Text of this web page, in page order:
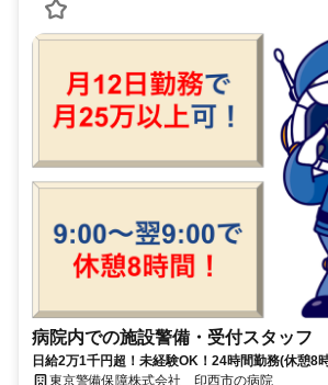
病院内での施設警備・受付スタッフ
日給2万1千円超！未経験OK！24時間勤務(休憩8
東京警備保障株式会社 印西市の病院